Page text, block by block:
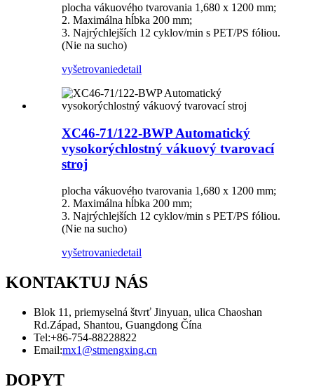
plocha vákuového tvarovania 1,680 x 1200 mm;
2. Maximálna hĺbka 200 mm;
3. Najrýchlejších 12 cyklov/min s PET/PS fóliou.
(Nie na sucho)
vyšetrovaniedetail
XC46-71/122-BWP Automatický
vysokorýchlostný vákuový tvarovací
stroj
plocha vákuového tvarovania 1,680 x 1200 mm;
2. Maximálna hĺbka 200 mm;
3. Najrýchlejších 12 cyklov/min s PET/PS fóliou.
(Nie na sucho)
vyšetrovaniedetail
KONTAKTUJ NÁS
Blok 11, priemyselná štvrť Jinyuan, ulica Chaoshan
Rd.Západ, Shantou, Guangdong Čína
Tel:+86-754-88228822
Email:mx1@stmengxing.cn
DOPYT